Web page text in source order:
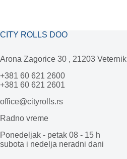
CITY ROLLS DOO
Arona Zagorice 30 , 21203 Veternik
+381 60 621 2600
+381 60 621 2601
office@cityrolls.rs
Radno vreme
Ponedeljak - petak 08 - 15 h
subota i nedelja neradni dani